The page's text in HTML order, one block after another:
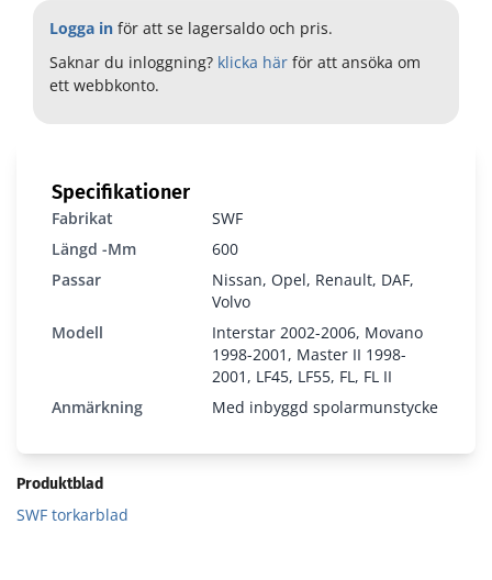
132601
Logga in för att se lagersaldo och pris.
Saknar du inloggning? klicka här för att ansöka om
ett webbkonto.
Specifikationer
Fabrikat
SWF
Längd -mm
600
Passar
Nissan, Opel, Renault, DAF,
Volvo
Modell
Interstar 2002-2006, Movano
1998-2001, Master II 1998-
2001, LF45, LF55, FL, FL II
Anmärkning
Med inbyggd spolarmunstycke
Produktblad
SWF torkarblad